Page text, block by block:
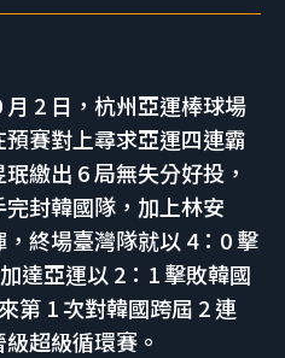
月 2 日，杭州亞運棒球場
賽對上尋求亞運四連霸
繳出 6 局無失分好投，
封韓國隊，加上林安
終場臺灣隊就以 4：0 擊
達亞運以 2：1 擊敗韓國
第 1 次對韓國跨屆 2 連
超級循環賽。